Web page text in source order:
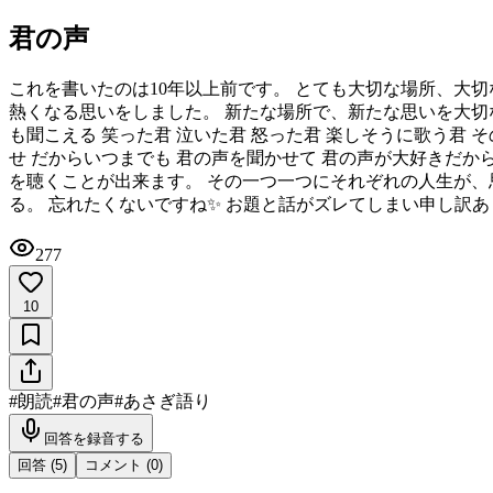
君の声
これを書いたのは10年以上前です。 とても大切な場所、大
熱くなる思いをしました。 新たな場所で、新たな思いを
も聞こえる 笑った君 泣いた君 怒った君 楽しそうに歌う君
せ だからいつまでも 君の声を聞かせて 君の声が大好きだ
を聴くことが出来ます。 その一つ一つにそれぞれの人生が
る。 忘れたくないですね✨ お題と話がズレてしまい申し訳
277
10
#朗読#君の声#あさぎ語り
回答を録音する
回答 (5) コメント (0)